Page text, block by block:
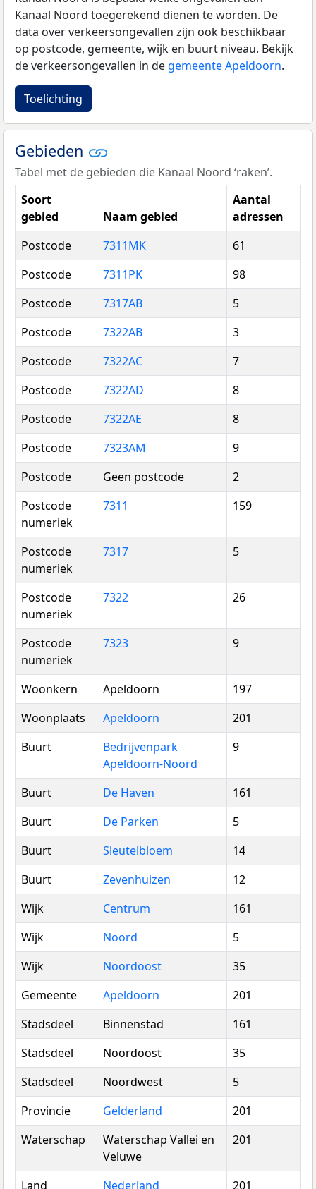
Kanaal Noord toegerekend dienen te worden. De
data over verkeersongevallen zijn ook beschikbaar
op postcode, gemeente, wijk en buurt niveau. Bekijk
de verkeersongevallen in de gemeente Apeldoorn.
Toelichting
Gebieden
Tabel met de gebieden die Kanaal Noord ‘raken’.
Soort
gebied
Naam gebied
Aantal
adressen
Postcode
7311MK
61
Postcode
7311PK
98
Postcode
7317AB
5
Postcode
7322AB
3
Postcode
7322AC
7
Postcode
7322AD
8
Postcode
7322AE
8
Postcode
7323AM
9
Postcode
Geen postcode
2
Postcode
numeriek
7311 159
Postcode
numeriek
7317 5
Postcode
numeriek
7322 26
Postcode
numeriek
7323 9
Woonkern Apeldoorn
197
Woonplaats
Apeldoorn
201
Buurt
Bedrijvenpark
Apeldoorn-Noord
9
Buurt De Haven
161
Buurt
De Parken
5
Buurt
Sleutelbloem
14
Buurt
Zevenhuizen
12
Wijk
Centrum
161
Wijk
Noord
5
Wijk
Noordoost
35
Gemeente
Apeldoorn
201
Stadsdeel
Binnenstad
161
Stadsdeel
Noordoost
35
Stadsdeel
Noordwest
5
Provincie
Gelderland
201
Waterschap
Waterschap Vallei en
Veluwe
201
Land Nederland 201